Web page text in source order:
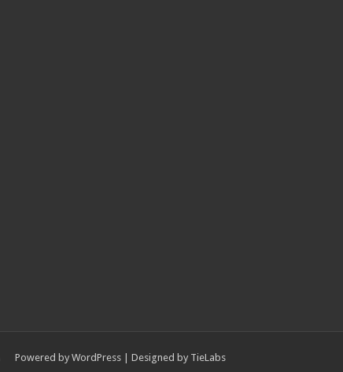
Powered by WordPress| Designed by TieLabs